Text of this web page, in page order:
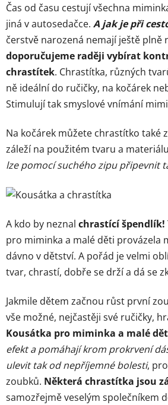
v
k
y
v
ý
p
i
s
u
Čas od času cestují všechna
jiná v autosedačce. A jak je při
čerstvě narozená nemají ještě plně
doporučujeme raději vybírat
chrastítek. Chrastítka, různých
ně ideální do ručičky, na kočárek
Stimulují tak smyslové vnímání
Na kočárek můžete chrastítko také
záleží na použitém tvaru a
lze pomocí suchého zipu připevnit
A kdo by neznal chrastící špendlík!
pro miminka a malé děti provázela
dávno v dětství. A pořád je velmi
tvar, chrastí, dobře se drží a dá se
Jakmile dětem začnou růst první
vše možné, nejčastěji své ručičky,
Kousátka pro miminka a malé
efekt a pomáhají krom prokrvení
ulevit tak od nepříjemné bolesti,
zoubků. Některá chrastítka jsou
samozřejmě veselým společníkem